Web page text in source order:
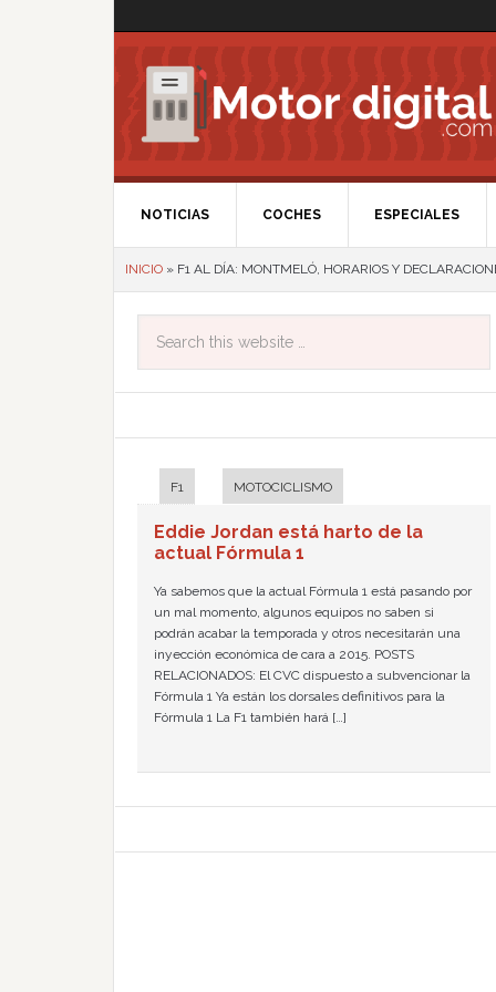
NOTICIAS COCHES ESPECIALES
INICIO » F1 AL DÍA: MONTMELÓ, HORARIOS Y
F1 MOTOCICLISMO
Eddie Jordan está harto de la
actual Fórmula 1
Ya sabemos que la actual Fórmula 1 está pasando por
un mal momento, algunos equipos no saben si
podrán acabar la temporada y otros necesitarán una
inyección económica de cara a 2015. POSTS
RELACIONADOS: El CVC dispuesto a subvencionar la
Fórmula 1 Ya están los dorsales definitivos para la
Fórmula 1 La F1 también hará […]